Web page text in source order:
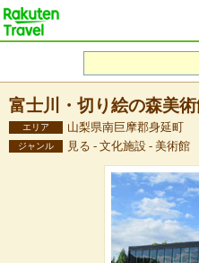
富士川・切り絵の森美
エリア 山梨県南巨摩郡身延町
ジャンル 見る - 文化施設 - 美術館